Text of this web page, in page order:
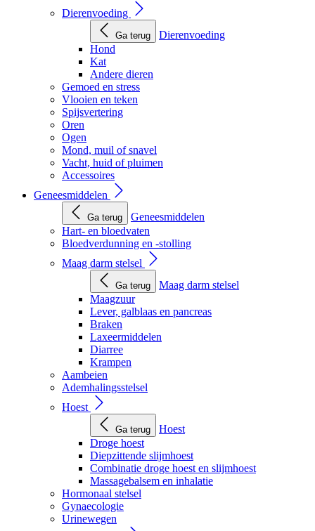
Dierenvoeding
Ga terug
Dierenvoeding
Hond
Kat
Andere dieren
Gemoed en stress
Vlooien en teken
Spijsvertering
Oren
Ogen
Mond, muil of snavel
Vacht, huid of pluimen
Accessoires
Geneesmiddelen
Ga terug
Geneesmiddelen
Hart- en bloedvaten
Bloedverdunning en -stolling
Maag darm stelsel
Ga terug
Maag darm stelsel
Maagzuur
Lever, galblaas en pancreas
Braken
Laxeermiddelen
Diarree
Krampen
Aambeien
Ademhalingsstelsel
Hoest
Ga terug
Hoest
Droge hoest
Diepzittende slijmhoest
Combinatie droge hoest en slijmhoest
Massagebalsem en inhalatie
Hormonaal stelsel
Gynaecologie
Urinewegen